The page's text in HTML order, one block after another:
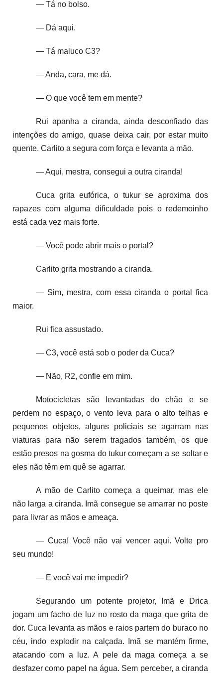
— Tá no bolso.
— Dá aqui.
— Tá maluco C3?
— Anda, cara, me dá.
— O que você tem em mente?
Rui apanha a ciranda, ainda desconfiado das
intenções do amigo, quase deixa cair, por estar muito
quente. Carlito a segura com força e levanta a mão.
— Aqui, mestra, consegui a outra ciranda!
Cuca grita eufórica, o tukur se aproxima dos
rapazes com alguma dificuldade pois o redemoinho
está cada vez mais forte.
— Você pode abrir mais o portal?
Carlito grita mostrando a ciranda.
— Sim, mestra, com essa ciranda o portal fica
maior.
Rui fica assustado.
— C3, você está sob o poder da Cuca?
— Não, R2, confie em mim.
Motocicletas são levantadas do chão e se
perdem no espaço, o vento leva para o alto telhas e
pequenos objetos, alguns policiais se agarram nas
viaturas para não serem tragados também, os que
estão presos na gosma do tukur começam a se soltar e
eles não têm em quê se agarrar.
A mão de Carlito começa a queimar, mas ele
não larga a ciranda. Imã consegue se amarrar no poste
para livrar as mãos e ameaça.
— Cuca! Você não vai vencer aqui. Volte pro
seu mundo!
— E você vai me impedir?
Segurando um potente projetor, Imã e Drica
jogam um facho de luz no rosto da maga que grita de
dor. Cuca levanta as mãos e raios partem do buraco no
céu, indo explodir na calçada. Imã se mantém firme,
atacando com a luz. A pele da maga começa a se
desfazer como papel na água. Sem perceber, a ciranda